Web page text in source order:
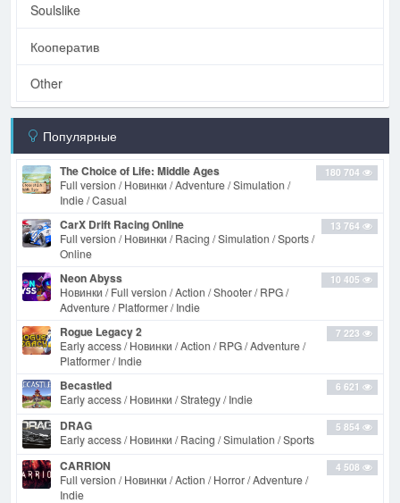
Soulslike
Кооператив
Other
Популярные
180 704
The Choice of Life: Middle Ages
Full version / Новинки / Adventure / Simulation /
Indie / Casual
13 764
CarX Drift Racing Online
Full version / Новинки / Racing / Simulation / Sports /
Online
10 405
Neon Abyss
Новинки / Full version / Action / Shooter / RPG /
Adventure / Platformer / Indie
7 223
Rogue Legacy 2
Early access / Новинки / Action / RPG / Adventure /
Platformer / Indie
6 621
Becastled
Early access / Новинки / Strategy / Indie
5 854
DRAG
Early access / Новинки / Racing / Simulation / Sports
4 508
CARRION
Full version / Новинки / Action / Horror / Adventure /
Indie